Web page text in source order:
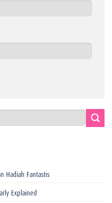
Hadiah Fantastis
Explained